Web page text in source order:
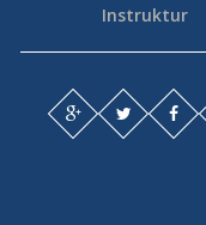
Instruktur